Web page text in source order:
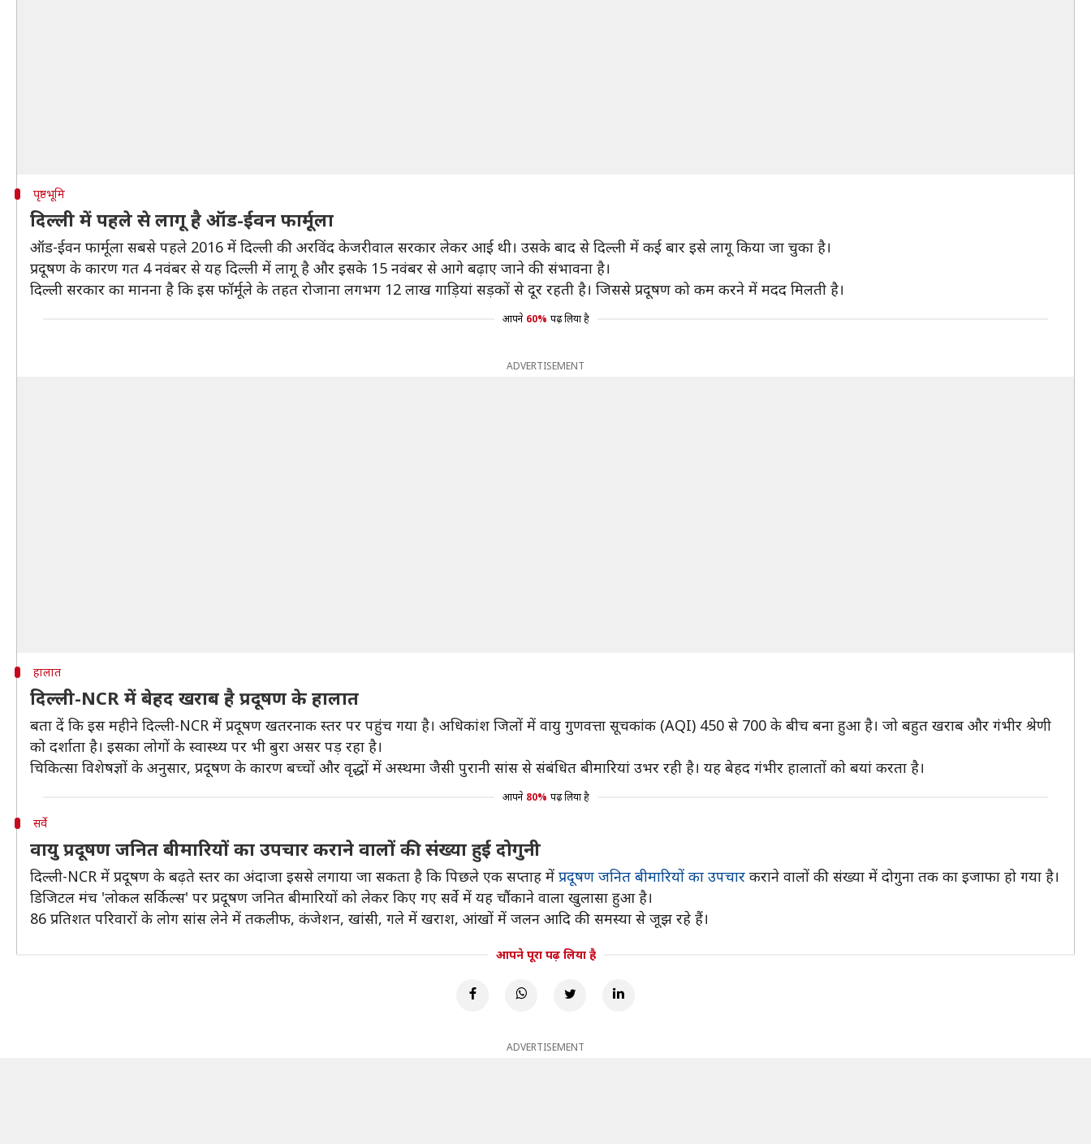
पृष्ठभूमि
दिल्ली में पहले से लागू है ऑड-ईवन फार्मूला
ऑड-ईवन फार्मूला सबसे पहले 2016 में दिल्ली की अरविंद केजरीवाल सरकार लेकर आई थी। उसके बाद से दिल्ली में कई बार इसे लागू किया जा चुका है।
प्रदूषण के कारण गत 4 नवंबर से यह दिल्ली में लागू है और इसके 15 नवंबर से आगे बढ़ाए जाने की संभावना है।
दिल्ली सरकार का मानना है कि इस फॉर्मूले के तहत रोजाना लगभग 12 लाख गाड़ियां सड़कों से दूर रहती है। जिससे प्रदूषण को कम करने में मदद मिलती है।
आपने 60% पढ़ लिया है
ADVERTISEMENT
हालात
दिल्ली-NCR में बेहद खराब है प्रदूषण के हालात
बता दें कि इस महीने दिल्ली-NCR में प्रदूषण खतरनाक स्तर पर पहुंच गया है। अधिकांश जिलों में वायु गुणवत्ता सूचकांक (AQI) 450 से 700 के बीच बना हुआ है। जो बहुत खराब और गंभीर श्रेणी
को दर्शाता है। इसका लोगों के स्वास्थ्य पर भी बुरा असर पड़ रहा है।
चिकित्सा विशेषज्ञों के अनुसार, प्रदूषण के कारण बच्चों और वृद्धों में अस्थमा जैसी पुरानी सांस से संबंधित बीमारियां उभर रही है। यह बेहद गंभीर हालातों को बयां करता है।
आपने 80% पढ़ लिया है
सर्वे
वायु प्रदूषण जनित बीमारियों का उपचार कराने वालों की संख्या हुई दोगुनी
दिल्ली-NCR में प्रदूषण के बढ़ते स्तर का अंदाजा इससे लगाया जा सकता है कि पिछले एक सप्ताह में प्रदूषण जनित बीमारियों का उपचार कराने वालों की संख्या में दोगुना तक का इजाफा हो गया है।
डिजिटल मंच 'लोकल सर्किल्स' पर प्रदूषण जनित बीमारियों को लेकर किए गए सर्वे में यह चौंकाने वाला खुलासा हुआ है।
86 प्रतिशत परिवारों के लोग सांस लेने में तकलीफ, कंजेशन, खांसी, गले में खराश, आंखों में जलन आदि की समस्या से जूझ रहे हैं।
आपने पूरा पढ़ लिया है
ADVERTISEMENT